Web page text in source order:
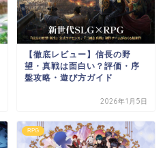
【徹底レビュー】信長の野
望・真戦は面白い？評価・序
盤攻略・遊び方ガイド
2026年1月5日
RPG